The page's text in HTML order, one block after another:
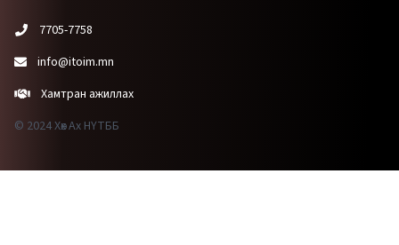
7705-7758
info@itoim.mn
Хамтран ажиллах
© 2024 Хөх Ах НҮТББ